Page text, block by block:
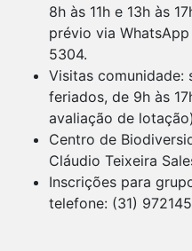
8h às 11h e 13h às
prévio via
5304.
Visitas comunidade:
feriados, de 9h às
avaliação de lotação)
Centro de
Cláudio Teixeira
Inscrições para
telefone: (31)